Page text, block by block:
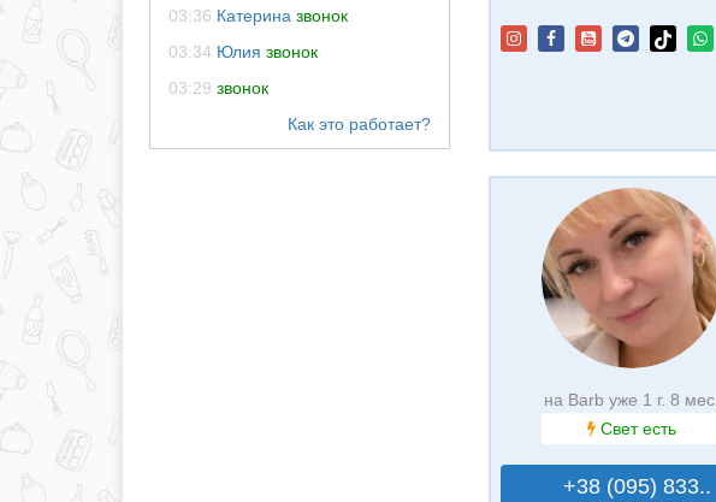
03:36 Катерина звонок
03:34 Юлия звонок
03:29 звонок
на Barb уже 1 г. 8 мес.
Свет есть
+38 (095) 833..